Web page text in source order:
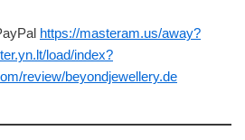
https://masteram.us/away?
load/index?
review/beyondjewellery.de